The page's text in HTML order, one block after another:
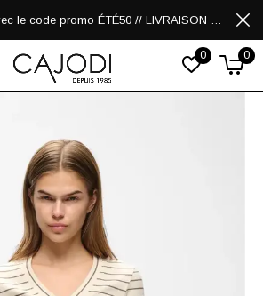
0 0
50% sur les soldes avec le code promo ÉTÉ50 // LIVRAISON GRATUITE POUR LES ACHATS DE 250$ ET PLUS